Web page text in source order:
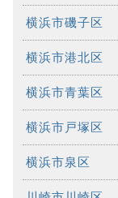
横浜市磯子区
横浜市港北区
横浜市青葉区
横浜市戸塚区
横浜市泉区